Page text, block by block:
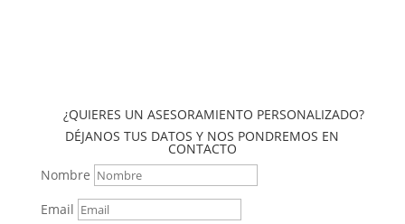
¿QUIERES UN ASESORAMIENTO PERSONALIZADO?
DÉJANOS TUS DATOS Y NOS PONDREMOS EN
CONTACTO
Nombre
Email